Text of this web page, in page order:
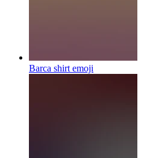
Barca shirt emoji